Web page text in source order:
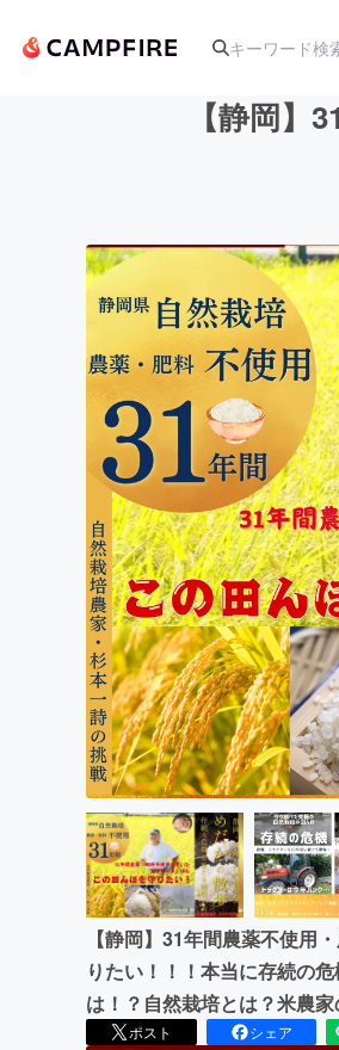
アート・写真
テクノロジ
映像・映画
ビジネス・
まちづくり
【静岡
【静岡】31年間農薬不使用
りたい！！！本当に存続の
は！？自然栽培とは？米農
ポスト シェア